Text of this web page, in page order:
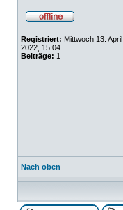
Registriert: Mittwoch 13. April
2022, 15:04
Beiträge: 1
Nach oben